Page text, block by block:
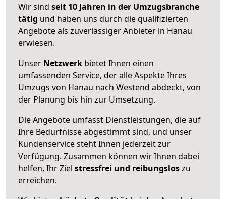
Wir sind seit 10 Jahren in der Umzugsbranche
tätig und haben uns durch die qualifizierten
Angebote als zuverlässiger Anbieter in Hanau
erwiesen.
Unser Netzwerk bietet Ihnen einen
umfassenden Service, der alle Aspekte Ihres
Umzugs von Hanau nach Westend abdeckt, von
der Planung bis hin zur Umsetzung.
Die Angebote umfasst Dienstleistungen, die auf
Ihre Bedürfnisse abgestimmt sind, und unser
Kundenservice steht Ihnen jederzeit zur
Verfügung. Zusammen können wir Ihnen dabei
helfen, Ihr Ziel stressfrei und reibungsloszu
erreichen.